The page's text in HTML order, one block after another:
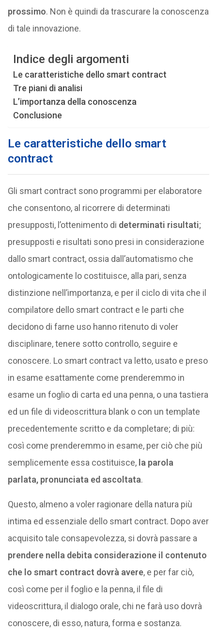
prossimo. Non è quindi da trascurare la conoscenza
di tale innovazione.
Indice degli argomenti
Le caratteristiche dello smart contract
Tre piani di analisi
L’importanza della conoscenza
Conclusione
Le caratteristiche dello smart
contract
Gli smart contract sono programmi per elaboratore
che consentono, al ricorrere di determinati
presupposti, l’ottenimento di determinati risultati;
presupposti e risultati sono presi in considerazione
dallo smart contract, ossia dall’automatismo che
ontologicamente lo costituisce, alla pari, senza
distinzione nell’importanza, e per il ciclo di vita che il
compilatore dello smart contract e le parti che
decidono di farne uso hanno ritenuto di voler
disciplinare, tenere sotto controllo, seguire e
conoscere. Lo smart contract va letto, usato e preso
in esame esattamente come prenderemmo in
esame un foglio di carta ed una penna, o una tastiera
ed un file di videoscrittura blank o con un template
precedentemente scritto e da completare; di più:
così come prenderemmo in esame, per ciò che più
semplicemente essa costituisce, la parola
parlata, pronunciata ed ascoltata.
Questo, almeno a voler ragionare della natura più
intima ed essenziale dello smart contract. Dopo aver
acquisito tale consapevolezza, si dovrà passare a
prendere nella debita considerazione il contenuto
che lo smart contract dovrà avere, e per far ciò,
così come per il foglio e la penna, il file di
videoscrittura, il dialogo orale, chi ne farà uso dovrà
conoscere, di esso, natura, forma e sostanza.